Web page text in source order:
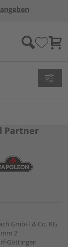
Partner
GmbH & Co. KG
2
Göttingen